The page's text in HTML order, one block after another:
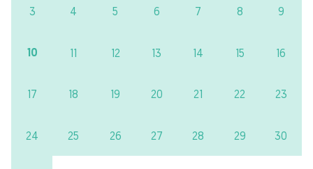
3 4 5 6 7 8 9
10 11 12 13 14 15 16
17 18 19 20 21 22 23
24 25 26 27 28 29 30